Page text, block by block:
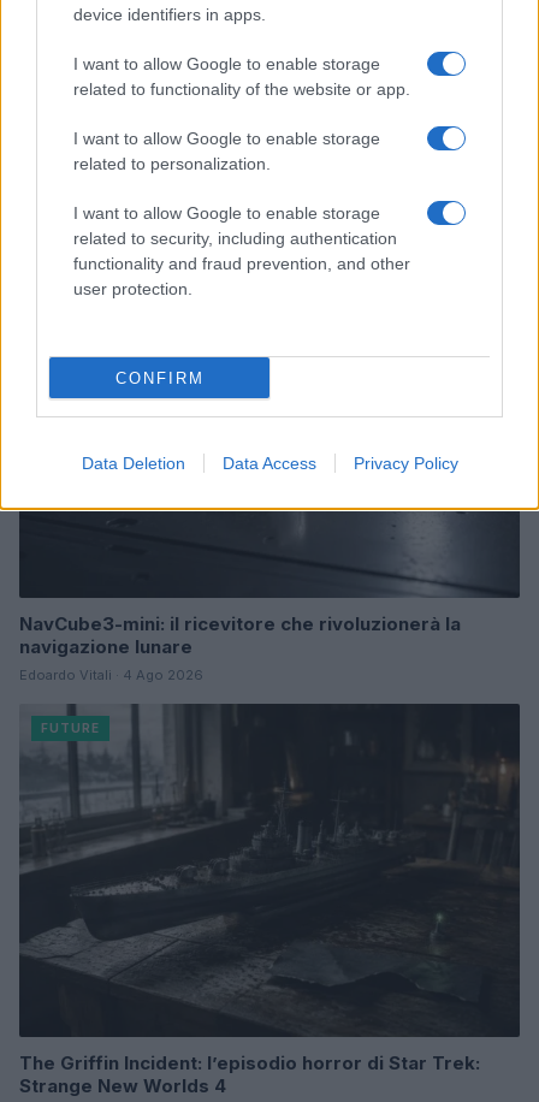
device identifiers in apps.
I want to allow Google to enable storage
related to functionality of the website or app.
I want to allow Google to enable storage
related to personalization.
I want to allow Google to enable storage
related to security, including authentication
functionality and fraud prevention, and other
user protection.
CONFIRM
Data Deletion Data Access Privacy Policy
green e deep tech
Andrea Innocenti · 5 Ago 2026
FUTURE
NavCube3-mini: il ricevitore che rivoluzionerà la
navigazione lunare
Edoardo Vitali · 4 Ago 2026
FUTURE
The Griffin Incident: l’episodio horror di Star Trek:
Strange New Worlds 4